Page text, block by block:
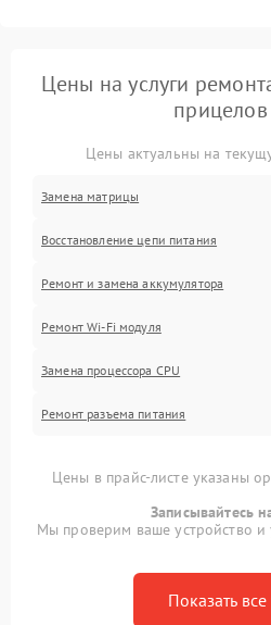
Цены на услуги
прицелов
Цены актуальны на
Замена матрицы
Восстановление цепи питания
Ремонт и замена аккумулятора
Ремонт Wi-Fi модуля
Замена процессора CPU
Ремонт разъема питания
Цены в прайс-листе указаны
Записывайтесь
Мы проверим ваше устройство и
Показать все